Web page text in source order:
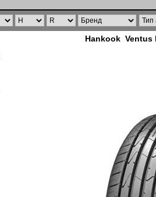
Hankook Ventus